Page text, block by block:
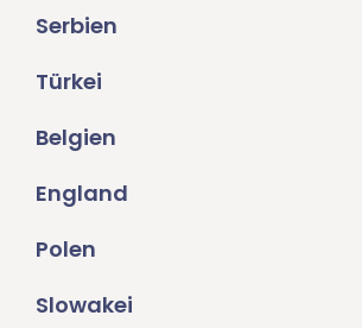
Serbien
Türkei
Belgien
England
Polen
Slowakei